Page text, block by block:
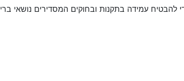
עמידה בתקנות ובחוקים המסדירים נושאי